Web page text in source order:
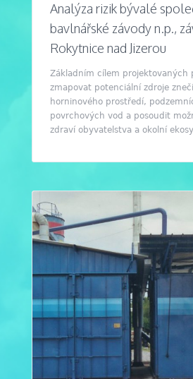
Analýza rizik bývalé
bavlnářské závody n.p.,
Rokytnice nad Jizerou
Základním cílem projektovaných
zmapovat potenciální zdroje
horninového prostředí,
povrchových vod a posoudit
zdraví obyvatelstva a okolní